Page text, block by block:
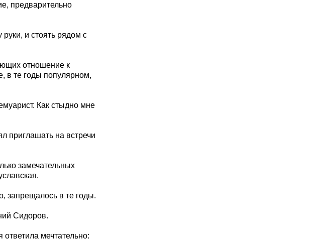
предварительно
и стоять рядом с
отношение к
в те годы популярном,
Как стыдно мне
приглашать на встречи
замечательных
запрещалось в те годы.
Сидоров.
мечтательно: